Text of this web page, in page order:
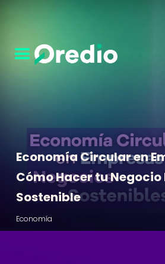
Economía Circular en
Cómo Hacer tu Negocio
Sostenible
Economía